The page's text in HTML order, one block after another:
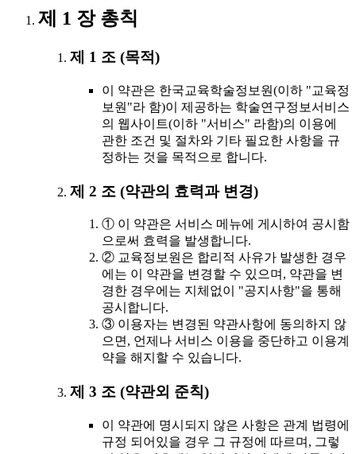
제 1 장 총칙
제 1 조 (목적)
이 약관은 한국교육학술정보원(이하 "교육정
보원"라 함)이 제공하는 학술연구정보서비스
의 웹사이트(이하 "서비스" 라함)의 이용에
관한 조건 및 절차와 기타 필요한 사항을 규
정하는 것을 목적으로 합니다.
제 2 조 (약관의 효력과 변경)
① 이 약관은 서비스 메뉴에 게시하여 공시함
으로써 효력을 발생합니다.
② 교육정보원은 합리적 사유가 발생한 경우
에는 이 약관을 변경할 수 있으며, 약관을 변
경한 경우에는 지체없이 "공지사항"을 통해
공시합니다.
③ 이용자는 변경된 약관사항에 동의하지 않
으면, 언제나 서비스 이용을 중단하고 이용계
약을 해지할 수 있습니다.
제 3 조 (약관외 준칙)
이 약관에 명시되지 않은 사항은 관계 법령에
규정 되어있을 경우 그 규정에 따르며, 그렇